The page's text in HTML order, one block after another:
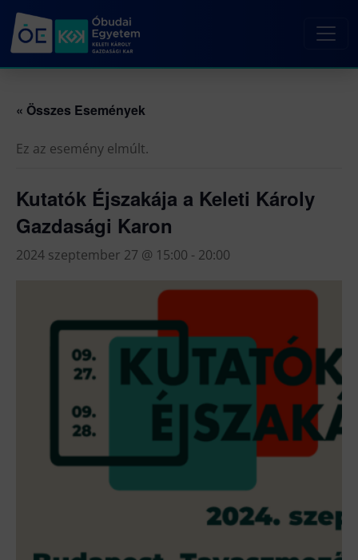
« Összes Események
Ez az esemény elmúlt.
Kutatók Éjszakája a Keleti Károly
Gazdasági Karon
2024 szeptember 27 @ 15:00 - 20:00